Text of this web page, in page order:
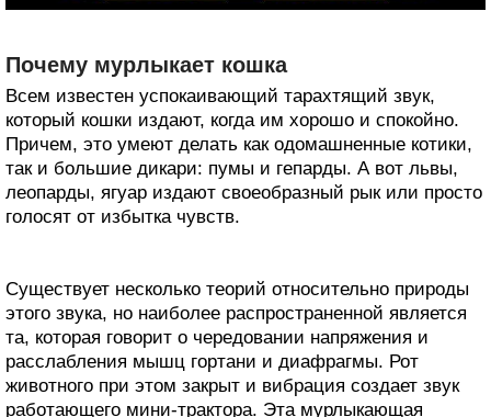
Почему мурлыкает кошка
Всем известен успокаивающий тарахтящий звук,
который кошки издают, когда им хорошо и спокойно.
Причем, это умеют делать как одомашненные котики,
так и большие дикари: пумы и гепарды. А вот львы,
леопарды, ягуар издают своеобразный рык или просто
голосят от избытка чувств.
Существует несколько теорий относительно природы
этого звука, но наиболее распространенной является
та, которая говорит о чередовании напряжения и
расслабления мышц гортани и диафрагмы. Рот
животного при этом закрыт и вибрация создает звук
работающего мини-трактора. Эта мурлыкающая